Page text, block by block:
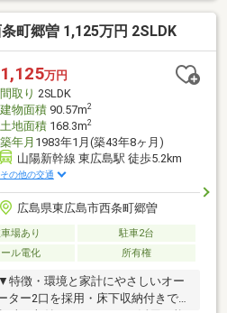
町郷曽 1,125万円 2SLDK
1,125万円
間取り 2SLDK
建物面積90.57m2
土地面積168.3m2
築年月 1983年1月(築43年8ヶ月)
山陽新幹線 東広島駅 徒歩5.2km
その他の交通
広島県東広島市西条町郷曽
場あり
駐車2台
ル電化 所有権
特徴・環境と家計にやさしいオー
ター2口を採用・床下収納付きで食